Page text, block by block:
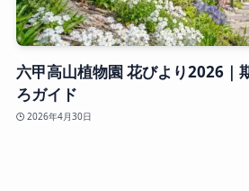
六甲高山植物園 花びより2026｜
ろガイド
2026年4月30日